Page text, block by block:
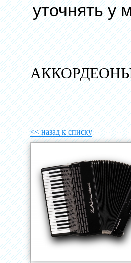
уточнять у
<< назад к списку